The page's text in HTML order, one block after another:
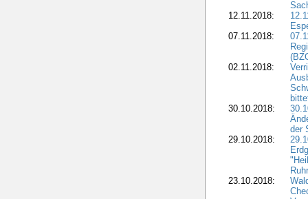
12.11.2018:
07.11.2018:
02.11.2018:
30.10.2018:
der
29.10.2018:
23.10.2018: